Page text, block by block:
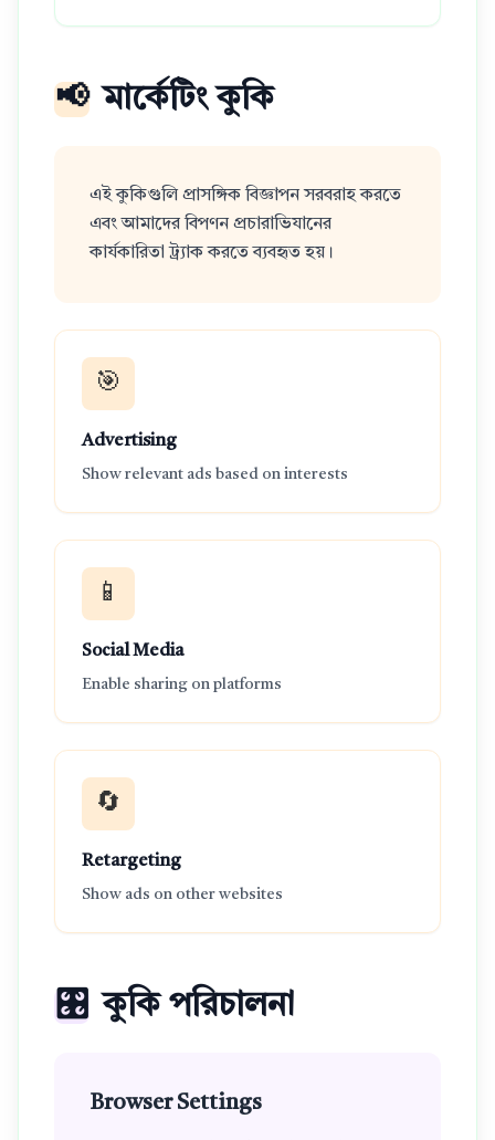
📢 মার্কেটিং কুকি
এই কুকিগুলি প্রাসঙ্গিক বিজ্ঞাপন সরবরাহ করতে
এবং আমাদের বিপণন প্রচারাভিযানের
কার্যকারিতা ট্র্যাক করতে ব্যবহৃত হয়।
🎯
Advertising
Show relevant ads based on interests
📱
Social Media
Enable sharing on platforms
🔄
Retargeting
Show ads on other websites
🎛️ কুকি পরিচালনা
Browser Settings